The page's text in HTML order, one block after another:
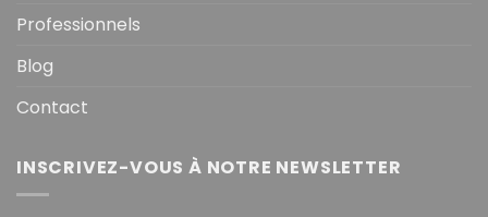
Professionnels
Blog
Contact
INSCRIVEZ-VOUS À NOTRE NEWSLETTER